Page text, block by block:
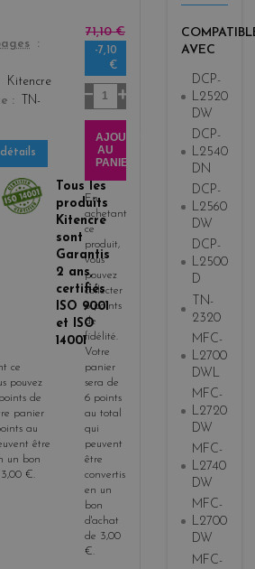
Kitencre
TN-
Tous les
produits
Kitencre
sont
Garantis
2 ans,
certifiés
ISO 9001
et ISO
14001
ce
pouvez
points de
panier
au
être
un bon
3,00 €.
71,10 €
-7,10
€
Quantité
AJOUTER
AU
PANIER
En
achetant
ce
produit,
vous
pouvez
collecter
6points
de
fidélité.
Votre
panier
sera de
6 points
au total
qui
peuvent
être
convertis
en un
bon
d'achat
de 3,00
€.
AVEC
DCP-
L2520
DW
DCP-
L2540
DN
DCP-
L2560
DW
DCP-
L2500
D
TN-
2320
MFC-
L2700
DWL
MFC-
L2720
DW
MFC-
L2740
DW
MFC-
L2700
DW
MFC-